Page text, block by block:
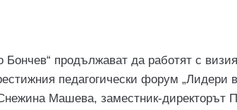
продължават да работят с
педагогически форум „Лидери
Машева, заместник-